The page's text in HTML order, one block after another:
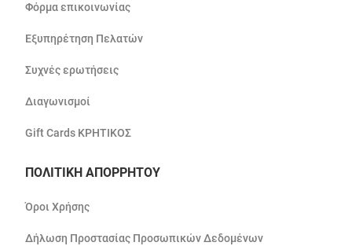
Φόρμα επικοινωνίας
Εξυπηρέτηση Πελατών
Συχνές ερωτήσεις
Διαγωνισμοί
Gift Cards ΚΡΗΤΙΚΟΣ
ΠΟΛΙΤΙΚΗ ΑΠΟΡΡΗΤΟΥ
Όροι Χρήσης
Δήλωση Προστασίας Προσωπικών Δεδομένων